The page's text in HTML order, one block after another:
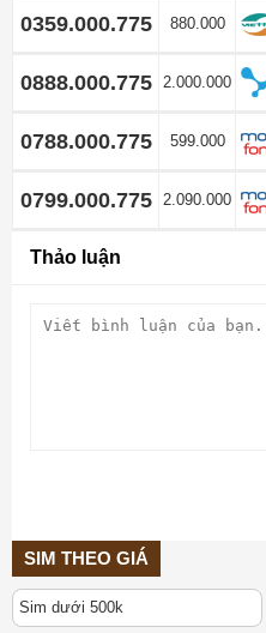
0359.000.775 880.000
0888.000.775 2.000.000
0788.000.775 599.000
0799.000.775 2.090.000
Thảo luận
SIM THEO GIÁ
Sim dưới 500k